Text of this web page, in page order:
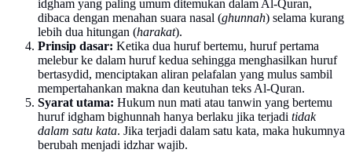
idgham yang paling umum ditemukan dalam Al-Quran,
dibaca dengan menahan suara nasal (ghunnah) selama kurang
lebih dua hitungan (harakat).
Prinsip dasar: Ketika dua huruf bertemu, huruf pertama
melebur ke dalam huruf kedua sehingga menghasilkan huruf
bertasydid, menciptakan aliran pelafalan yang mulus sambil
mempertahankan makna dan keutuhan teks Al-Quran.
Syarat utama: Hukum nun mati atau tanwin yang bertemu
huruf idgham bighunnah hanya berlaku jika terjadi tidak
dalam satu kata. Jika terjadi dalam satu kata, maka hukumnya
berubah menjadi idzhar wajib.